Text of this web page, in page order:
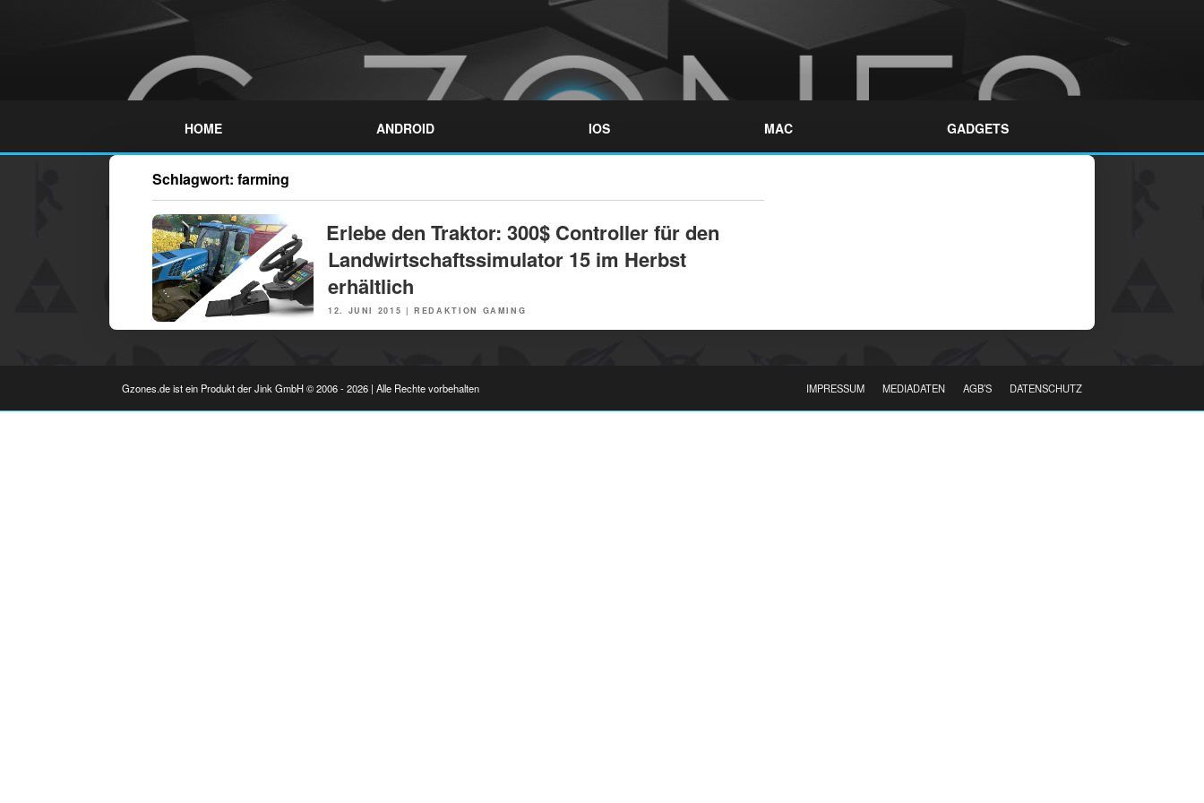
GZONES.DE
HOME ANDROID IOS MAC GADGETS
Schlagwort: farming
NEWS
Erlebe den Traktor: 300$ Controller für den
Landwirtschaftssimulator 15 im Herbst
erhältlich
POSTED
12. JUNI 2015 |REDAKTION GAMING
Gzones.de ist ein Produkt der Jink GmbH © 2006 - 2026 | Alle Rechte vorbehalten IMPRESSUM MEDIADATEN AGB’S DATENSCHUTZ